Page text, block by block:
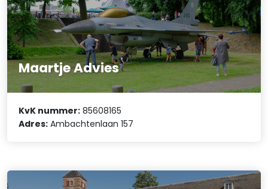
Maartje Advies
KvK nummer: 85608165
Adres: Ambachtenlaan 157